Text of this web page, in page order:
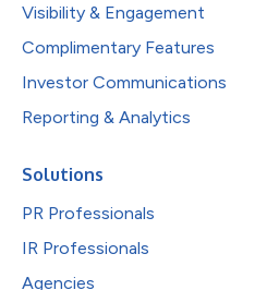
Visibility & Engagement
Complimentary Features
Investor Communications
Reporting & Analytics
Solutions
PR Professionals
IR Professionals
Agencies